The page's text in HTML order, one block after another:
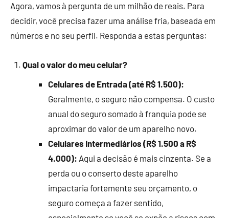
Agora, vamos à pergunta de um milhão de reais. Para
decidir, você precisa fazer uma análise fria, baseada em
números e no seu perfil. Responda a estas perguntas:
Qual o valor do meu celular?
Celulares de Entrada (até R$ 1.500):
Geralmente, o seguro não compensa. O custo
anual do seguro somado à franquia pode se
aproximar do valor de um aparelho novo.
Celulares Intermediários (R$ 1.500 a R$
4.000): Aqui a decisão é mais cinzenta. Se a
perda ou o conserto deste aparelho
impactaria fortemente seu orçamento, o
seguro começa a fazer sentido,